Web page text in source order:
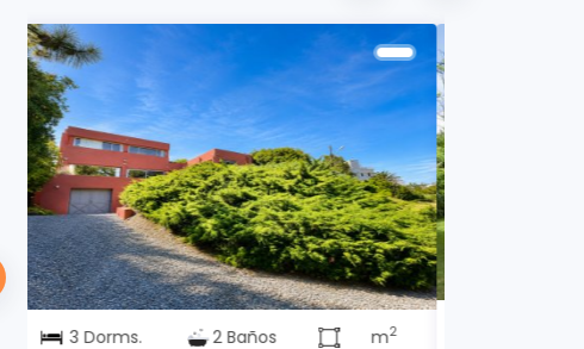
5 Dorms. 6 Baños m